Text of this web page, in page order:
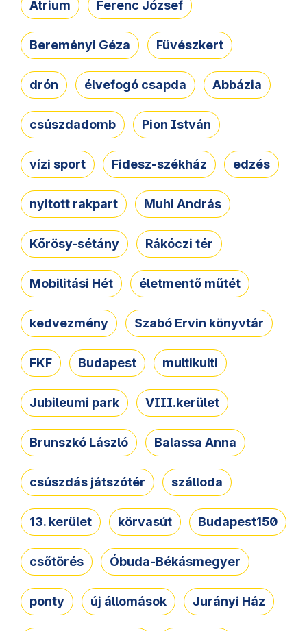
Átrium Ferenc József
Bereményi Géza Füvészkert
drón élvefogó csapda Abbázia
csúszdadomb Pion István
vízi sport Fidesz-székház edzés
nyitott rakpart Muhi András
Kőrösy-sétány Rákóczi tér
Mobilitási Hét életmentő műtét
kedvezmény Szabó Ervin könyvtár
FKF Budapest multikulti
Jubileumi park VIII.kerület
Brunszkó László Balassa Anna
csúszdás játszótér szálloda
13. kerület körvasút Budapest150
csőtörés Óbuda-Békásmegyer
ponty új állomások Jurányi Ház